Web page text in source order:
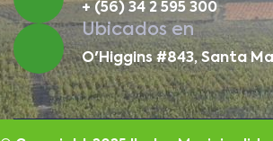
+ (56) 34 2 595 300
Ubicados en
O'Higgins #843, Santa